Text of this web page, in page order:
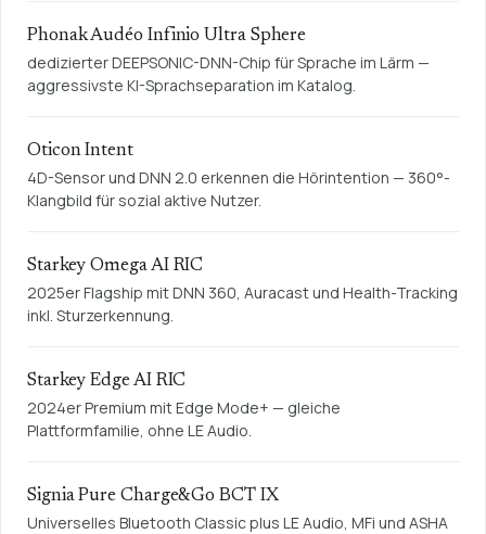
Phonak Audéo Infinio Ultra Sphere
dedizierter DEEPSONIC-DNN-Chip für Sprache im Lärm —
aggressivste KI-Sprachseparation im Katalog.
Oticon Intent
4D-Sensor und DNN 2.0 erkennen die Hörintention — 360°-
Klangbild für sozial aktive Nutzer.
Starkey Omega AI RIC
2025er Flagship mit DNN 360, Auracast und Health-Tracking
inkl. Sturzerkennung.
Starkey Edge AI RIC
2024er Premium mit Edge Mode+ — gleiche
Plattformfamilie, ohne LE Audio.
Signia Pure Charge&Go BCT IX
Universelles Bluetooth Classic plus LE Audio, MFi und ASHA